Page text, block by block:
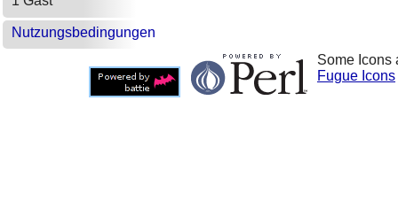
Nutzungsbedingungen
Some Icons
Fugue Icons